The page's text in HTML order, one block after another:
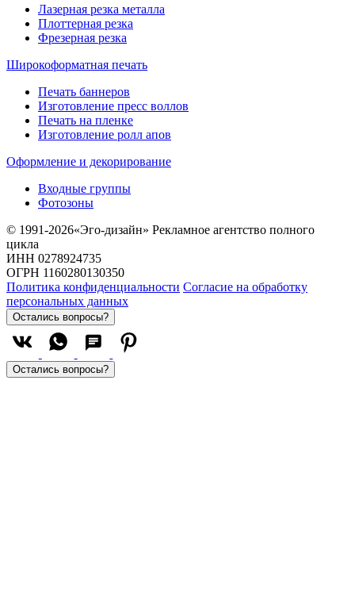
Лазерная резка металла
Плоттерная резка
Фрезерная резка
Широкоформатная печать
Печать баннеров
Изготовление пресс воллов
Печать на пленке
Изготовление ролл апов
Оформление и декорирование
Входные группы
Фотозоны
© 1991-2026«Эго-дизайн» Рекламное агентство полного
цикла
ИНН 0278924735
ОГРН 1160280130350
Политика конфиденциальности Согласие на обработку
персональных данных
Остались вопросы?
Остались вопросы?